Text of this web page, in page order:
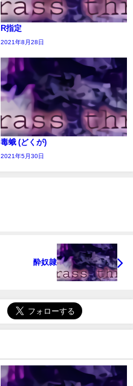
R指定
2021年8月28日
毒蛾 (どくが)
2021年5月30日
酔奴隷